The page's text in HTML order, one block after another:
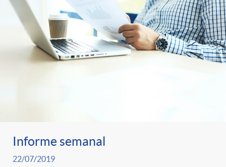
Informe semanal
22/07/2019